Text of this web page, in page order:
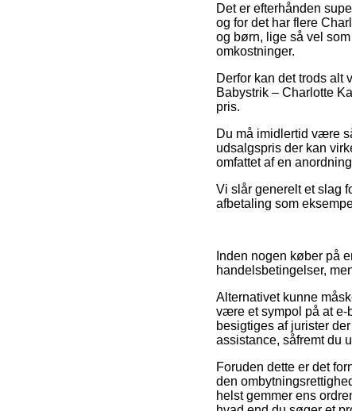
Det er efterhånden
og for det har flere
og børn, lige så vel
omkostninger.
Derfor kan det trods alt
Babystrik – Charlotte
pris.
Du må imidlertid være
udsalgspris der kan
omfattet af en
Vi slår generelt et slag
afbetaling som
Inden nogen køber på
handelsbetingelser,
Alternativet kunne
være et sympol på at e-
besigtiges af jurister
assistance, såfremt du
Foruden dette er det
den
helst gemmer ens